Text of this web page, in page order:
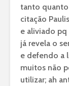
tanto quanto
citação
e aliviado pq
já revela o
e defendo a
muitos não
utilizar; ah